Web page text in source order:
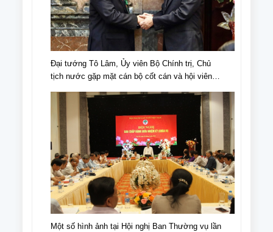
Đại tướng Tô Lâm, Ủy viên Bộ Chính trị, Chủ
tịch nước gặp mặt cán bộ cốt cán và hội viên
Ngày NCT Việt Nam (6/6/1941-6/6/2024).
Một số hình ảnh tại Hội nghị Ban Thường vụ lần